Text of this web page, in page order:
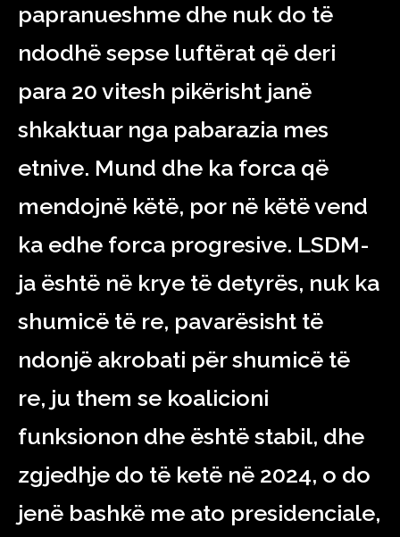
papranueshme dhe nuk do të
ndodhë sepse luftërat që deri
para 20 vitesh pikërisht janë
shkaktuar nga pabarazia mes
etnive. Mund dhe ka forca që
mendojnë këtë, por në këtë vend
ka edhe forca progresive. LSDM-
ja është në krye të detyrës, nuk ka
shumicë të re, pavarësisht të
ndonjë akrobati për shumicë të
re, ju them se koalicioni
funksionon dhe është stabil, dhe
zgjedhje do të ketë në 2024, o do
jenë bashkë me ato presidenciale,